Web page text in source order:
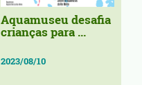
Aquamuseu desafia
crianças para ...
2023/08/10